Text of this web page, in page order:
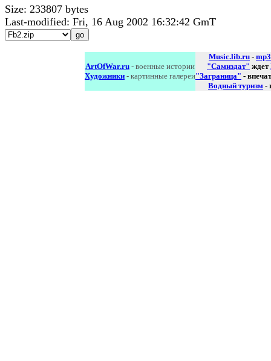
Size: 233807 bytes
Last-modified: Fri, 16 Aug 2002 16:32:42 GmT
ArtOfWar.ru - военные истории
Художники - картинные галереи
Music.lib.ru - mp3
"Самиздат" ждет
"Заграница" -
Водный туризм -